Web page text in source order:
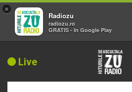
Live
×
Radiozu
radiozu.ro
GRATIS - In Google Play